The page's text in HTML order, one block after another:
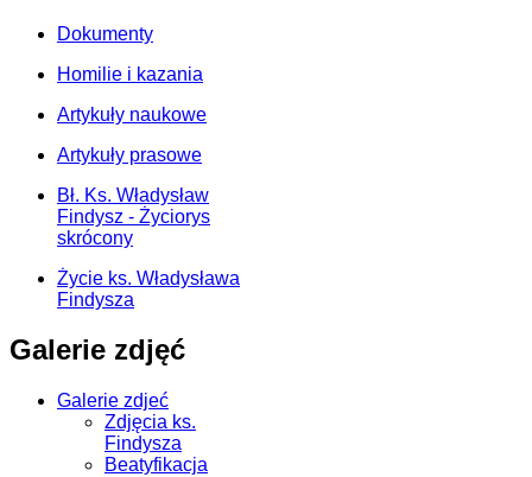
Dokumenty
Homilie i kazania
Artykuły naukowe
Artykuły prasowe
Bł. Ks. Władysław
Findysz - Życiorys
skrócony
Życie ks. Władysława
Findysza
Galerie zdjęć
Galerie zdjeć
Zdjęcia ks.
Findysza
Beatyfikacja